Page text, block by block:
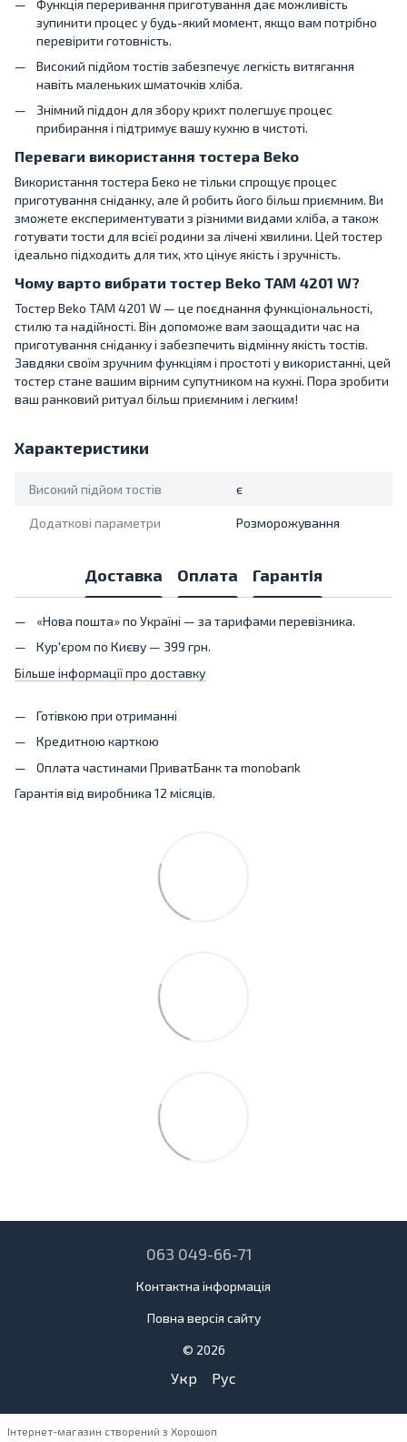
Функція переривання приготування дає можливість
зупинити процес у будь-який момент, якщо вам потрібно
перевірити готовність.
Високий підйом тостів забезпечує легкість витягання
навіть маленьких шматочків хліба.
Знімний піддон для збору крихт полегшує процес
прибирання і підтримує вашу кухню в чистоті.
Переваги використання тостера Beko
Використання тостера Беко не тільки спрощує процес
приготування сніданку, але й робить його більш приємним. Ви
зможете експериментувати з різними видами хліба, а також
готувати тости для всієї родини за лічені хвилини. Цей тостер
ідеально підходить для тих, хто цінує якість і зручність.
Чому варто вибрати тостер Beko TAM 4201 W?
Тостер Beko TAM 4201 W — це поєднання функціональності,
стилю та надійності. Він допоможе вам заощадити час на
приготування сніданку і забезпечить відмінну якість тостів.
Завдяки своїм зручним функціям і простоті у використанні, цей
тостер стане вашим вірним супутником на кухні. Пора зробити
ваш ранковий ритуал більш приємним і легким!
Характеристики
Високий підйом тостів є
Додаткові параметри Розморожування
Доставка Оплата Гарантія
«Нова пошта» по Україні — за тарифами перевізника.
Кур'єром по Києву — 399 грн.
Більше інформації про доставку
Готівкою при отриманні
Кредитною карткою
Оплата частинами ПриватБанк та monobank
Гарантія від виробника 12 місяців.
063 049-66-71
Контактна інформація
Повна версія сайту
© 2026
Укр Рус
Інтернет-магазин створений з Хорошоп